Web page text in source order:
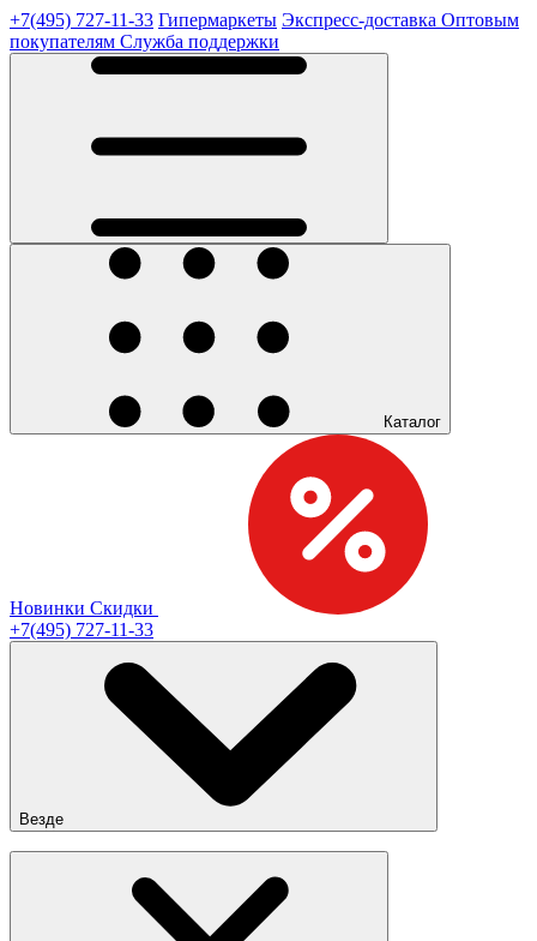
+7(495) 727-11-33 Гипермаркеты Экспресс-доставка Оптовым
покупателям Служба поддержки
Каталог
Новинки Скидки
+7(495) 727-11-33
Везде